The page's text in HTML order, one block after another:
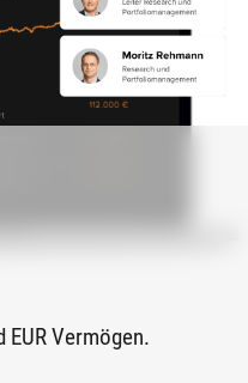
EUR Vermögen.